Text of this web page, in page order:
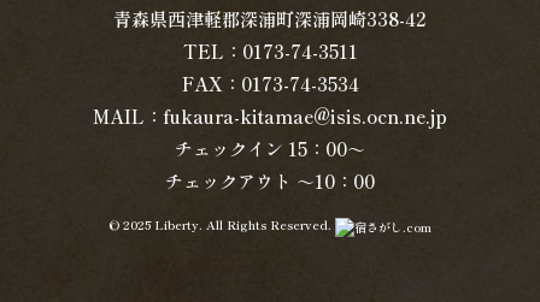
青森県西津軽郡深浦町深浦岡崎338-42
TEL：0173-74-3511
FAX：0173-74-3534
MAIL：fukaura-kitamae@isis.ocn.ne.jp
チェックイン 15：00～
チェックアウト ～10：00
© 2025 Liberty. All Rights Reserved.